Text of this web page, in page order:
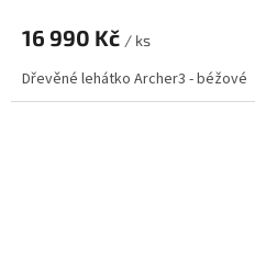
16 990 Kč / ks
Dřevěné lehátko Archer3 - béžové